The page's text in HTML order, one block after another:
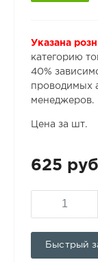
Указана
категорию
40%
проводимых
менеджеров.
Цена за шт.
625
Быстрый